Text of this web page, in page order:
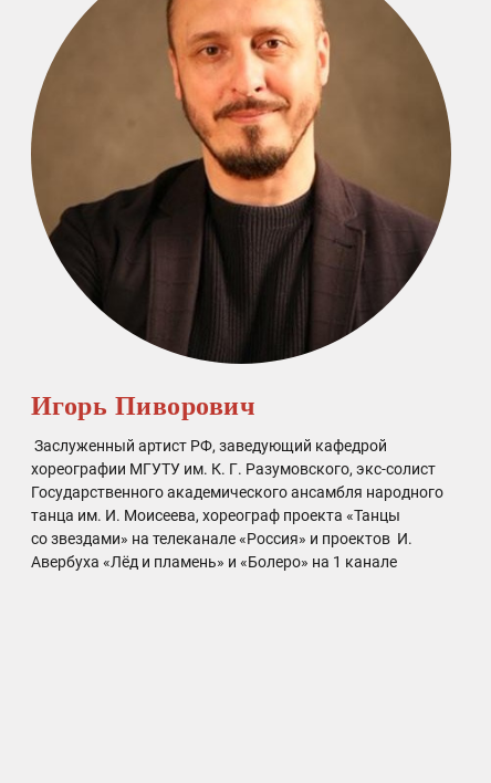
Игорь Пиворович
Заслуженный артист РФ, заведующий кафедрой
хореографии МГУТУ им. К. Г. Разумовского, экс-солист
Государственного академического ансамбля народного
танца им. И. Моисеева, хореограф проекта «Танцы
со звездами» на телеканале «Россия» и проектов И.
Авербуха «Лёд и пламень» и «Болеро» на 1 канале